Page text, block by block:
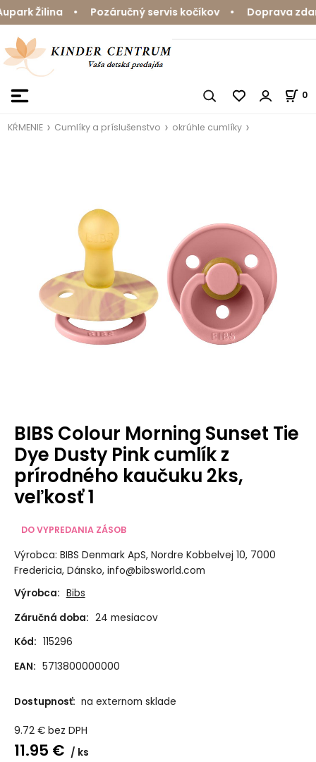
Žilina • Pozáručný servis kočíkov • Doprava
0
KŔMENIE Cumlíky a príslušenstvo okrúhle cumlíky
BIBS Colour Morning Sunset Tie
Dye Dusty Pink cumlík z
prírodného kaučuku 2ks,
veľkosť 1
DO VYPREDANIA ZÁSOB
Výrobca: BIBS Denmark ApS, Nordre Kobbelvej 10, 7000
Fredericia, Dánsko, info@bibsworld.com
Výrobca: Bibs
Záručná doba: 24 mesiacov
Kód: 115296
EAN: 5713800000000
Dostupnosť: na externom sklade
9.72€ bez DPH
11.95 € ks